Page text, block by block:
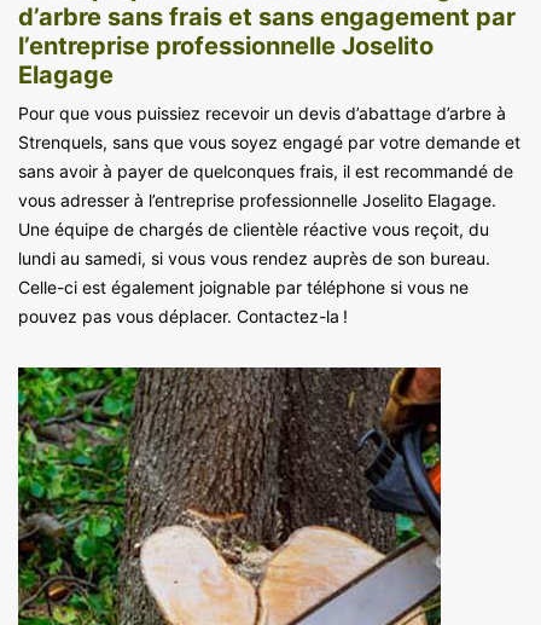
d’arbre sans frais et sans engagement par
l’entreprise professionnelle Joselito
Elagage
Pour que vous puissiez recevoir un devis d’abattage d’arbre à
Strenquels, sans que vous soyez engagé par votre demande et
sans avoir à payer de quelconques frais, il est recommandé de
vous adresser à l’entreprise professionnelle Joselito Elagage.
Une équipe de chargés de clientèle réactive vous reçoit, du
lundi au samedi, si vous vous rendez auprès de son bureau.
Celle-ci est également joignable par téléphone si vous ne
pouvez pas vous déplacer. Contactez-la !